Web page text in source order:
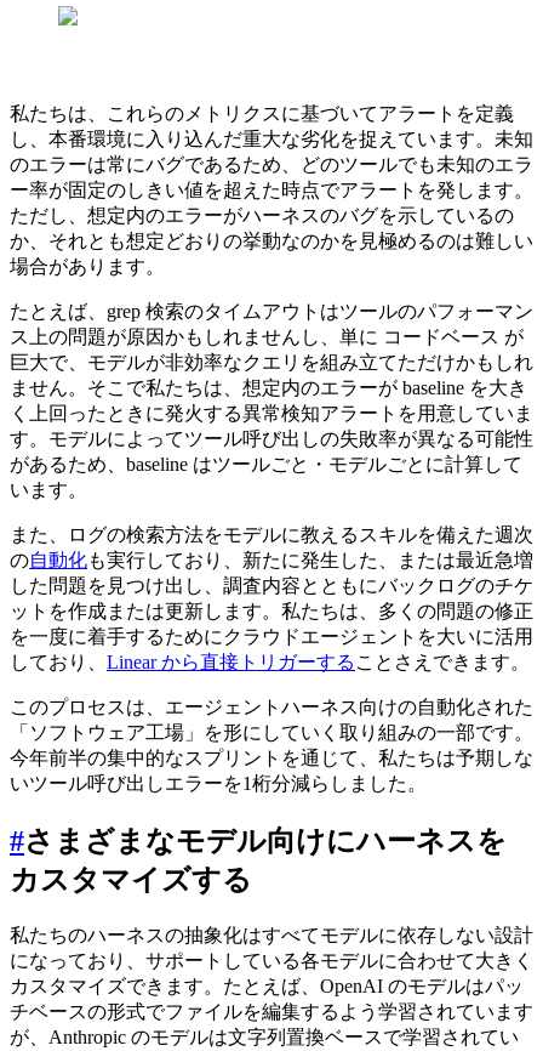
私たちは、これらのメトリクスに基づいてアラートを定義
し、本番環境に入り込んだ重大な劣化を捉えています。未知
のエラーは常にバグであるため、どのツールでも未知のエラ
ー率が固定のしきい値を超えた時点でアラートを発します。
ただし、想定内のエラーがハーネスのバグを示しているの
か、それとも想定どおりの挙動なのかを見極めるのは難しい
場合があります。
たとえば、grep 検索のタイムアウトはツールのパフォーマン
ス上の問題が原因かもしれませんし、単に コードベース が
巨大で、モデルが非効率なクエリを組み立てただけかもしれ
ません。そこで私たちは、想定内のエラーが baseline を大き
く上回ったときに発火する異常検知アラートを用意していま
す。モデルによってツール呼び出しの失敗率が異なる可能性
があるため、baseline はツールごと・モデルごとに計算して
います。
また、ログの検索方法をモデルに教えるスキルを備えた週次
の自動化も実行しており、新たに発生した、または最近急増
した問題を見つけ出し、調査内容とともにバックログのチケ
ットを作成または更新します。私たちは、多くの問題の修正
を一度に着手するためにクラウドエージェントを大いに活用
しており、 Linear から直接トリガーする ことさえできます。
このプロセスは、エージェントハーネス向けの自動化された
「ソフトウェア工場」を形にしていく取り組みの一部です。
今年前半の集中的なスプリントを通じて、私たちは予期しな
いツール呼び出しエラーを1桁分減らしました。
#さまざまなモデル向けにハーネスを
カスタマイズする
私たちのハーネスの抽象化はすべてモデルに依存しない設計
になっており、サポートしている各モデルに合わせて大きく
カスタマイズできます。たとえば、OpenAI のモデルはパッ
チベースの形式でファイルを編集するよう学習されています
が、Anthropic のモデルは文字列置換ベースで学習されてい